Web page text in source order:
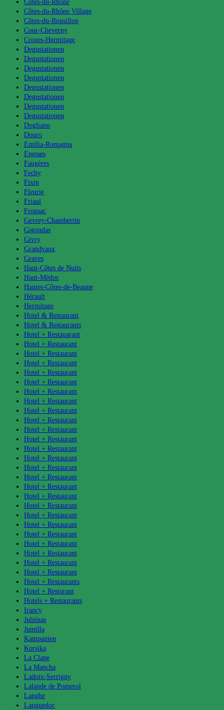
Côtes-du-Rhône
Côtes-du-Rhône Village
Côtes-du-Rousillon
Cour-Cheverny
Crozes-Hermitage
Degustationen
Degustationen
Degustationen
Degustationen
Degustationen
Degustationen
Degustationen
Degustationen
Dogliano
Douro
Emilia-Romagna
Epesses
Faugères
Fechy
Fixin
Fleurie
Friaul
Fronsac
Gevrey-Chambertin
Gigondas
Givry
Grandvaux
Graves
Haut-Côtes de Nuits
Haut-Médoc
Hautes-Côtes-de-Beaune
Hérault
Hermitage
Hotel & Restaurant
Hotel & Restaurants
Hotel + Restauarant
Hotel + Restaurant
Hotel + Restaurant
Hotel + Restaurant
Hotel + Restaurant
Hotel + Restaurant
Hotel + Restaurant
Hotel + Restaurant
Hotel + Restaurant
Hotel + Restaurant
Hotel + Restaurant
Hotel + Restaurant
Hotel + Restaurant
Hotel + Restaurant
Hotel + Restaurant
Hotel + Restaurant
Hotel + Restaurant
Hotel + Restaurant
Hotel + Restaurant
Hotel + Restaurant
Hotel + Restaurant
Hotel + Restaurant
Hotel + Restaurant
Hotel + Restaurant
Hotel + Restaurant
Hotel + Restaurant
Hotel + Restaurants
Hotel + Resturant
Hotels + Restaurants
Irancy
Juliénas
Jumilla
Kampanien
Korsika
La Clape
La Mancha
Ladoix-Serrigny
Lalande de Pomerol
Langhe
Languedoc